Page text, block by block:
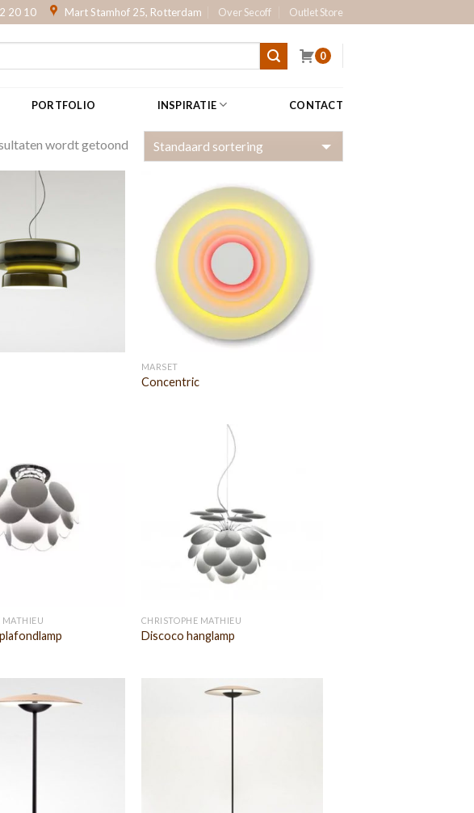
20 10 Mart Stamhof 25, Rotterdam Over Secoff Outlet Store
0
PORTFOLIO INSPIRATIE CONTACT
wordt getoond
MARSET
Concentric
MATHIEU CHRISTOPHE MATHIEU
Discoco hanglamp